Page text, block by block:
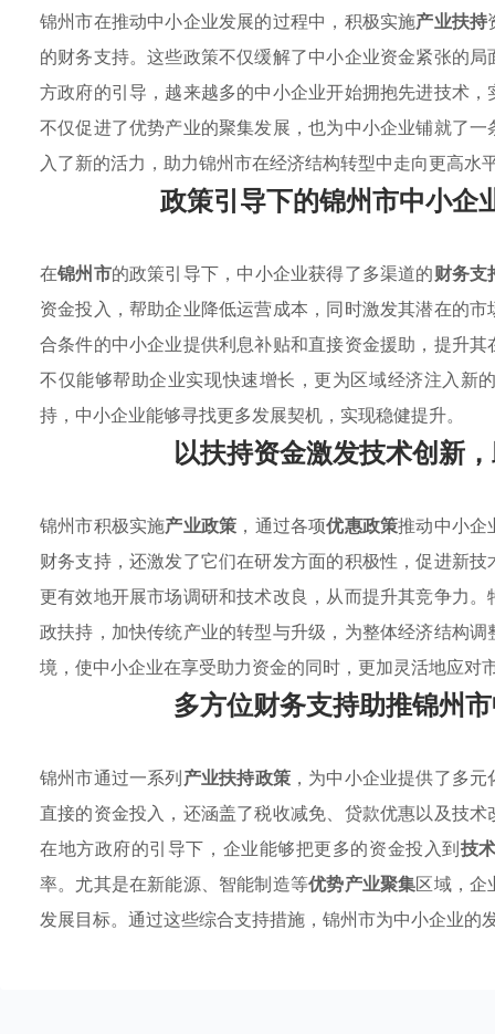
锦州市在推动中小企业发展的过程中，积极实施产业扶持
的财务支持。这些政策不仅缓解了中小企业资金紧张的
方政府的引导，越来越多的中小企业开始拥抱先进技术
不仅促进了优势产业的聚集发展，也为中小企业铺就了
入了新的活力，助力锦州市在经济结构转型中走向更高水
政策引导下的锦州市中小企
在锦州市的政策引导下，中小企业获得了多渠道的财务支
资金投入，帮助企业降低运营成本，同时激发其潜在的
合条件的中小企业提供利息补贴和直接资金援助，提升
不仅能够帮助企业实现快速增长，更为区域经济注入新
持，中小企业能够寻找更多发展契机，实现稳健提升。
以扶持资金激发技术创新
锦州市积极实施产业政策 ，通过各项优惠政策推动中小企
财务支持，还激发了它们在研发方面的积极性，促进新
更有效地开展市场调研和技术改良，从而提升其竞争力
政扶持，加快传统产业的转型与升级，为整体经济结构
境，使中小企业在享受助力资金的同时，更加灵活地应对
多方位财务支持助推锦州
锦州市通过一系列产业扶持政策，为中小企业提供了多
直接的资金投入，还涵盖了税收减免、贷款优惠以及技
在地方政府的引导下，企业能够把更多的资金投入到技
率。尤其是在新能源、智能制造等优势产业聚集区域，企
发展目标。通过这些综合支持措施，锦州市为中小企业